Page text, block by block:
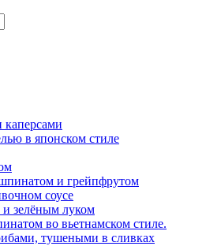
каперсами
в японском стиле
и грейпфрутом
соусе
и зелёным луком
во вьетнамском стиле.
тушеными в сливках